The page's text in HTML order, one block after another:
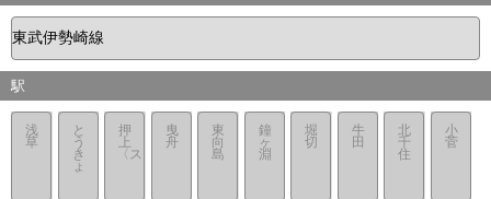
駅
浅
草
と
う
き
ょ
押
上
〈ス
曳
舟
東
向
島
鐘
ヶ
淵
堀
切
牛
田
北
千
住
小
菅